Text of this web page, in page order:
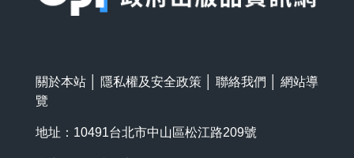
關於本站 隱私權及安全政策 聯絡我們
網站導
覽
地址：10491台北市中山區松江路209號